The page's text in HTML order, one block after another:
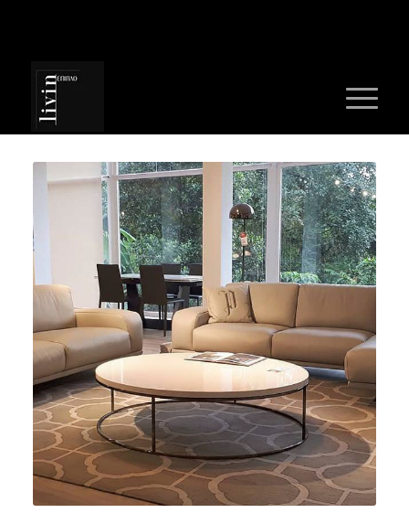
ΤΡΑΠΕΖΑΚΙ ΣΑΛΟΝΙΟΥ NATSO